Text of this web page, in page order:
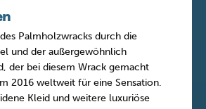
Palmholzwracks durch die
und der außergewöhnlich
der bei diesem Wrack gemacht
2016 weltweit für eine Sensation.
Kleid und weitere luxuriöse